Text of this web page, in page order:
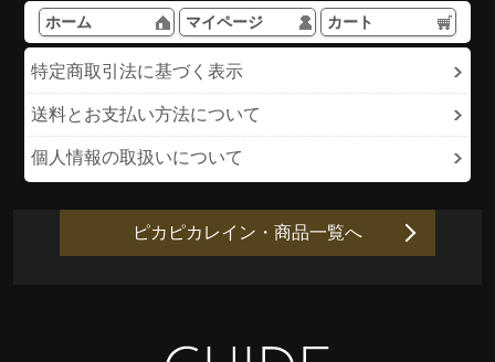
ホーム マイページ カート
特定商取引法に基づく表示
送料とお支払い方法について
個人情報の取扱いについて
ピカピカレイン・商品一覧へ